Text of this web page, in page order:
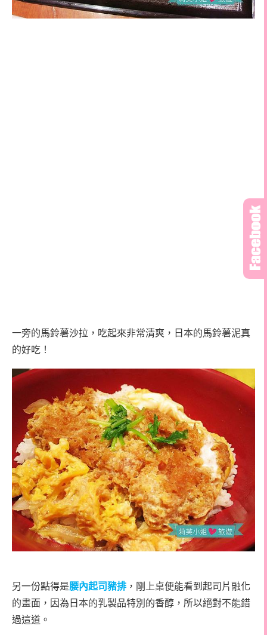
一旁的馬鈴薯沙拉，吃起來非常清爽，日本的馬鈴薯泥真
的好吃！
另一份點得是腰內起司豬排 ，剛上桌便能看到起司片融化
的畫面，因為日本的乳製品特別的香醇，所以絕對不能錯
過這道。